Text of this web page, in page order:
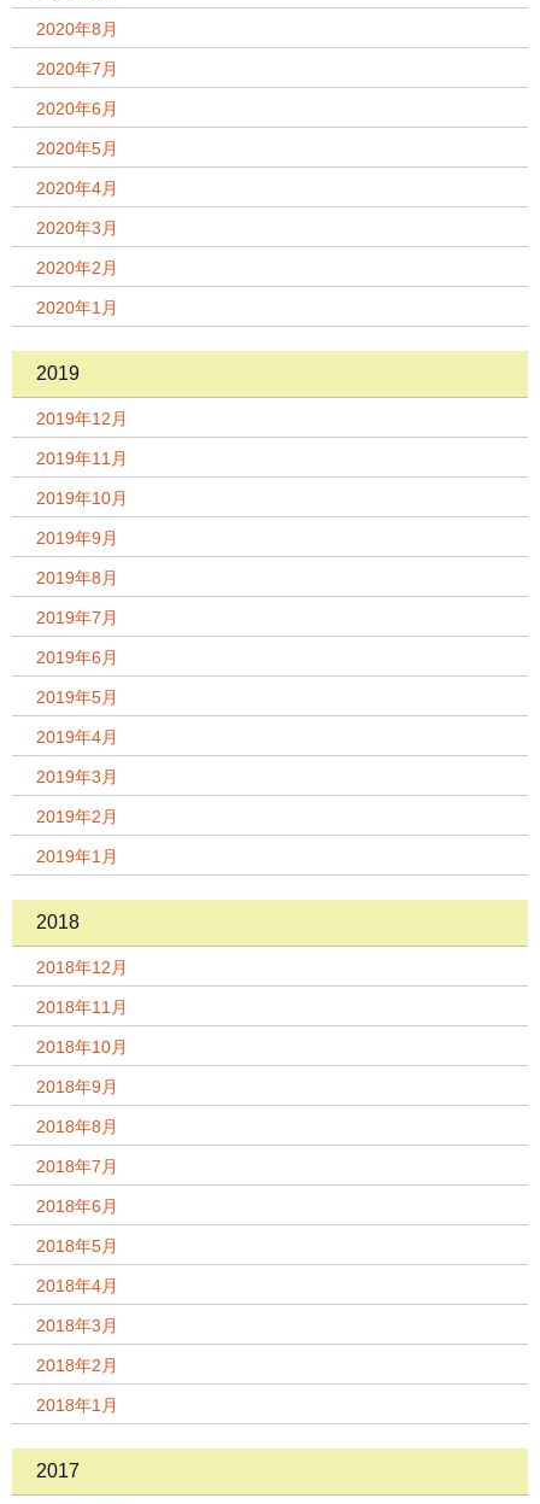
2020年8月
2020年7月
2020年6月
2020年5月
2020年4月
2020年3月
2020年2月
2020年1月
2019
2019年12月
2019年11月
2019年10月
2019年9月
2019年8月
2019年7月
2019年6月
2019年5月
2019年4月
2019年3月
2019年2月
2019年1月
2018
2018年12月
2018年11月
2018年10月
2018年9月
2018年8月
2018年7月
2018年6月
2018年5月
2018年4月
2018年3月
2018年2月
2018年1月
2017